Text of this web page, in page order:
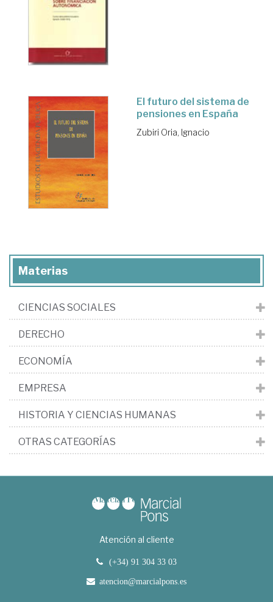
El futuro del sistema de
pensiones en España
Zubiri Oria, Ignacio
Materias
CIENCIAS SOCIALES
DERECHO
ECONOMÍA
EMPRESA
HISTORIA Y CIENCIAS HUMANAS
OTRAS CATEGORÍAS
Atención al cliente
(+34) 91 304 33 03
atencion@marcialpons.es